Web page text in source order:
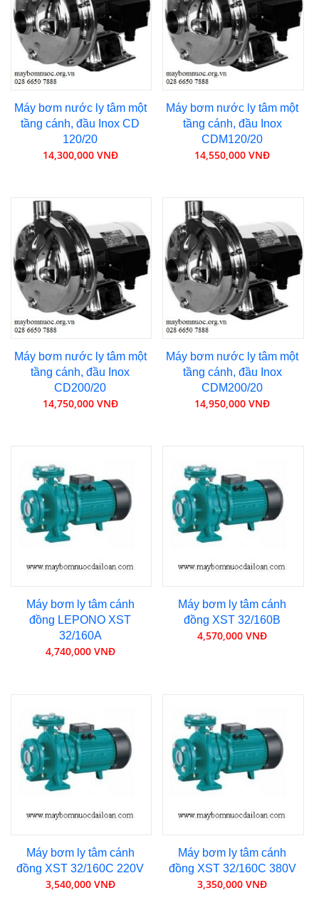
Máy bơm nước ly tâm một
tầng cánh, đầu Inox CD
120/20
14,300,000 VNĐ
Máy bơm nước ly tâm một
tầng cánh, đầu Inox
CDM120/20
14,550,000 VNĐ
Máy bơm nước ly tâm một
tầng cánh, đầu Inox
CD200/20
14,750,000 VNĐ
Máy bơm nước ly tâm một
tầng cánh, đầu Inox
CDM200/20
14,950,000 VNĐ
Máy bơm ly tâm cánh
đồng LEPONO XST
32/160A
4,740,000 VNĐ
Máy bơm ly tâm cánh
đồng XST 32/160B
4,570,000 VNĐ
Máy bơm ly tâm cánh
đồng XST 32/160C 220V
3,540,000 VNĐ
Máy bơm ly tâm cánh
đồng XST 32/160C 380V
3,350,000 VNĐ